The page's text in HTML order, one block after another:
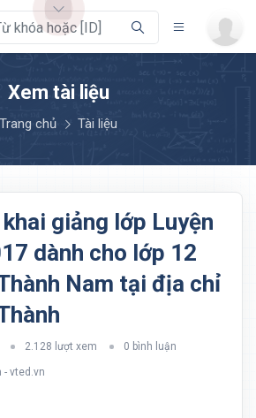
Xem tài liệu
Trang chủ Tài liệu
giảng lớp Luyện
dành cho lớp 12
Nam tại địa chỉ
2.128 lượt xem 0 bình luận
- vted.vn